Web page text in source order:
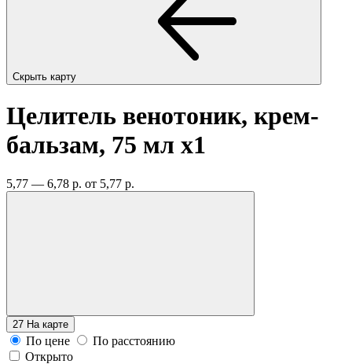
Скрыть карту
Целитель венотоник, крем-
бальзам, 75 мл x1
5,77 — 6,78 р. от 5,77 р.
27 На карте
По цене
По расстоянию
Открыто